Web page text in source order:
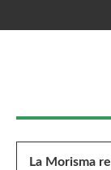
La Morisma